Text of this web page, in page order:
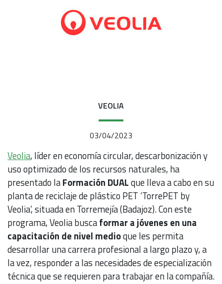
VEOLIA
03/04/2023
Veolia, líder en economía circular, descarbonización y
uso optimizado de los recursos naturales, ha
presentado laFormación DUALque lleva a cabo en su
planta de reciclaje de plástico PET ‘TorrePET by
Veolia’, situada en Torremejía (Badajoz). Con este
programa, Veolia buscaformar a jóvenes en una
capacitación de nivel medioque les permita
desarrollar una carrera profesional a largo plazo y, a
la vez, responder a las necesidades de especialización
técnica que se requieren para trabajar en la compañía.